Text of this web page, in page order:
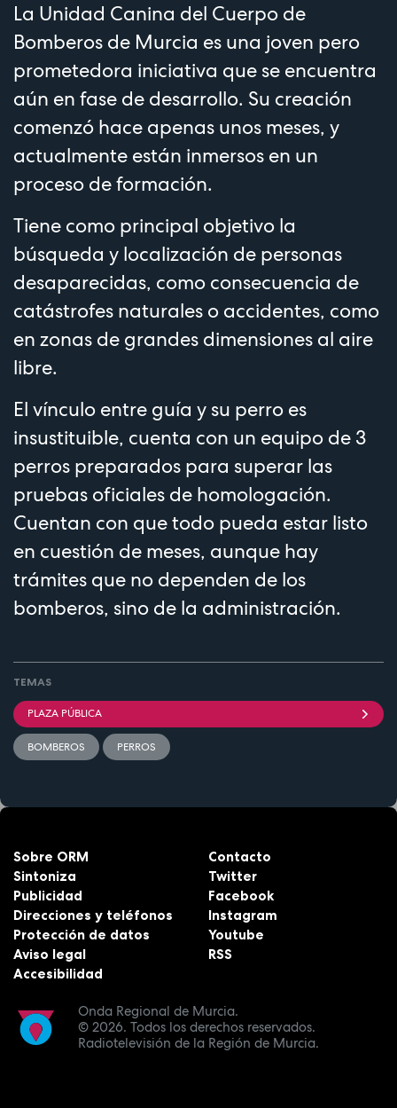
La Unidad Canina del Cuerpo de
Bomberos de Murcia es una joven pero
prometedora iniciativa que se encuentra
aún en fase de desarrollo. Su creación
comenzó hace apenas unos meses, y
actualmente están inmersos en un
proceso de formación.
Tiene como principal objetivo la
búsqueda y localización de personas
desaparecidas, como consecuencia de
catástrofes naturales o accidentes, como
en zonas de grandes dimensiones al aire
libre.
El vínculo entre guía y su perro es
insustituible, cuenta con un equipo de 3
perros preparados para superar las
pruebas oficiales de homologación.
Cuentan con que todo pueda estar listo
en cuestión de meses, aunque hay
trámites que no dependen de los
bomberos, sino de la administración.
TEMAS
PLAZA PÚBLICA
BOMBEROS PERROS
Onda Regional de Murcia.
© 2026. Todos los derechos reservados.
Radiotelevisión de la Región de Murcia.
Sobre ORM
Sintoniza
Publicidad
Direcciones y teléfonos
Protección de datos
Aviso legal
Accesibilidad
Contacto
Twitter
Facebook
Instagram
Youtube
RSS